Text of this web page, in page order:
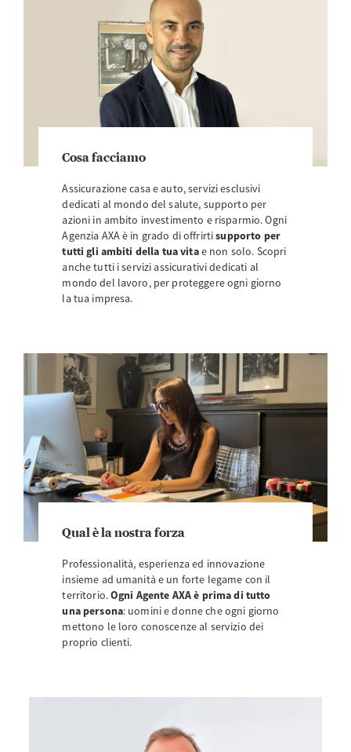
Cosa facciamo
Assicurazione casa e auto, servizi esclusivi
dedicati al mondo del salute, supporto per
azioni in ambito investimento e risparmio. Ogni
Agenzia AXA è in grado di offrirtisupporto per
tutti gli ambiti della tua vitae non solo. Scopri
anche tutti i servizi assicurativi dedicati al
mondo del lavoro, per proteggere ogni giorno
la tua impresa.
Qual è la nostra forza
Professionalità, esperienza ed innovazione
insieme ad umanità e un forte legame con il
territorio.Ogni Agente AXA è prima di tutto
una persona: uomini e donne che ogni giorno
mettono le loro conoscenze al servizio dei
proprio clienti.